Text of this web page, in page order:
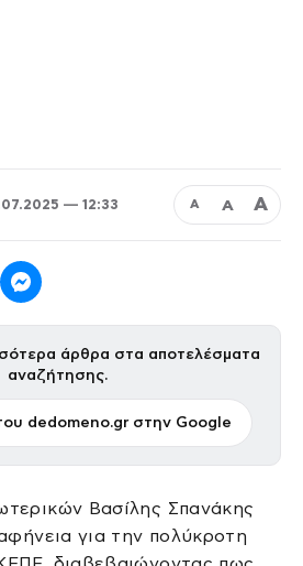
— 12:33 Α Α Α
άρθρα στα αποτελέσματα
αναζήτησης.
dedomeno.gr στην Google
Βασίλης Σπανάκης
για την πολύκροτη